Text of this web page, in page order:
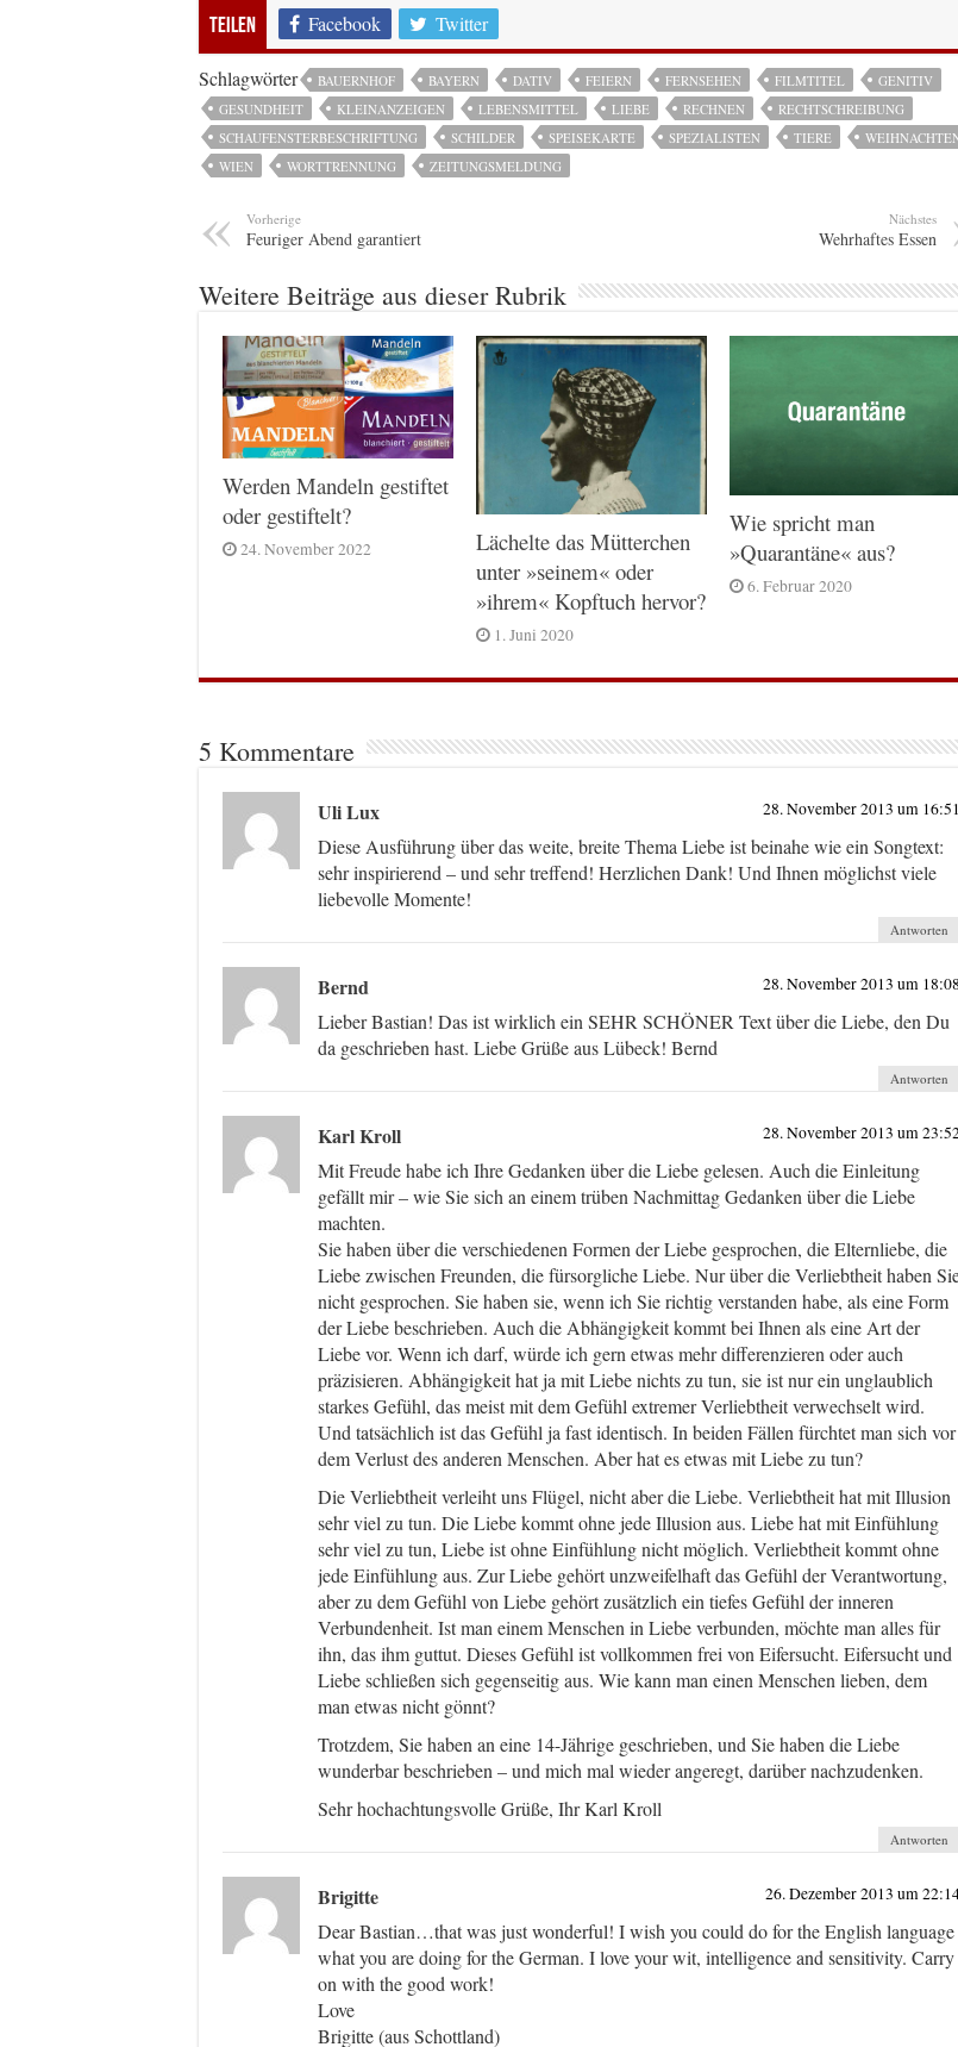
Teilen Facebook Twitter
Schlagwörter BAUERNHOF BAYERN DATIV FEIERN FERNSEHEN FILMTITEL
GENITIV
GESUNDHEIT
KLEINANZEIGEN LEBENSMITTEL LIEBE RECHNEN
RECHTSCHREIBUNG
SCHAUFENSTERBESCHRIFTUNG
SCHILDER SPEISEKARTE SPEZIALISTEN TIERE
WIEN
WORTTRENNUNG ZEITUNGSMELDUNG
Vorherige
Feuriger Abend garantiert
Nächstes
Wehrhaftes Essen
Weitere Beiträge aus dieser Rubrik
Werden Mandeln gestiftet
oder gestiftelt?
24. November 2022
Lächelte das Mütterchen
unter »seinem« oder
»ihrem« Kopftuch hervor?
1. Juni 2020
Wie spricht man
»Quarantäne« aus?
6. Februar 2020
5 Kommentare
Uli Lux 28. November 2013 um 16:51
Diese Ausführung über das weite, breite Thema Liebe ist beinahe wie ein Songtext:
sehr inspirierend – und sehr treffend! Herzlichen Dank! Und Ihnen möglichst viele
liebevolle Momente!
Antworten
Bernd 28. November 2013 um 18:08
Lieber Bastian! Das ist wirklich ein SEHR SCHÖNER Text über die Liebe, den Du
da geschrieben hast. Liebe Grüße aus Lübeck! Bernd
Antworten
Karl Kroll 28. November 2013 um
Mit Freude habe ich Ihre Gedanken über die Liebe gelesen. Auch die Einleitung
gefällt mir – wie Sie sich an einem trüben Nachmittag Gedanken über die Liebe
machten.
Sie haben über die verschiedenen Formen der Liebe gesprochen, die Elternliebe, die
Liebe zwischen Freunden, die fürsorgliche Liebe. Nur über die Verliebtheit haben
nicht gesprochen. Sie haben sie, wenn ich Sie richtig verstanden habe, als eine Form
der Liebe beschrieben. Auch die Abhängigkeit kommt bei Ihnen als eine Art der
Liebe vor. Wenn ich darf, würde ich gern etwas mehr differenzieren oder auch
präzisieren. Abhängigkeit hat ja mit Liebe nichts zu tun, sie ist nur ein unglaublich
starkes Gefühl, das meist mit dem Gefühl extremer Verliebtheit verwechselt wird.
Und tatsächlich ist das Gefühl ja fast identisch. In beiden Fällen fürchtet man sich vor
dem Verlust des anderen Menschen. Aber hat es etwas mit Liebe zu tun?
Die Verliebtheit verleiht uns Flügel, nicht aber die Liebe. Verliebtheit hat mit Illusion
sehr viel zu tun. Die Liebe kommt ohne jede Illusion aus. Liebe hat mit Einfühlung
sehr viel zu tun, Liebe ist ohne Einfühlung nicht möglich. Verliebtheit kommt ohne
jede Einfühlung aus. Zur Liebe gehört unzweifelhaft das Gefühl der Verantwortung,
aber zu dem Gefühl von Liebe gehört zusätzlich ein tiefes Gefühl der inneren
Verbundenheit. Ist man einem Menschen in Liebe verbunden, möchte man alles für
ihn, das ihm guttut. Dieses Gefühl ist vollkommen frei von Eifersucht. Eifersucht und
Liebe schließen sich gegenseitig aus. Wie kann man einen Menschen lieben, dem
man etwas nicht gönnt?
Trotzdem, Sie haben an eine 14-Jährige geschrieben, und Sie haben die Liebe
wunderbar beschrieben – und mich mal wieder angeregt, darüber nachzudenken.
Sehr hochachtungsvolle Grüße, Ihr Karl Kroll
Antworten
Brigitte 26. Dezember 2013 um
Dear Bastian…that was just wonderful! I wish you could do for the English language
what you are doing for the German. I love your wit, intelligence and sensitivity. Carry
on with the good work!
Love
Brigitte (aus Schottland)